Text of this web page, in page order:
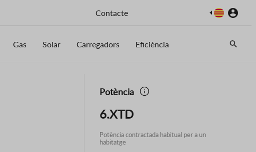
Contacte Imatge
Gas Solar Carregadors Eficiència
Potència
6.XTD
Potència contractada habitual per a un
habitatge